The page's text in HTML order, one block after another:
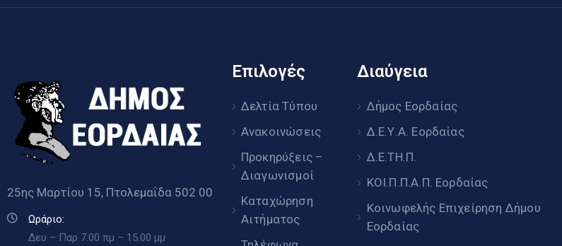
25ης Μαρτίου 15, Πτολεμαΐδα 502 00
Ωράριο:
Δευ – Παρ 7.00 πμ – 15.00 μμ
Επιλογές
Δελτία Τύπου
Ανακοινώσεις
Προκηρύξεις –
Διαγωνισμοί
Καταχώρηση
Αιτήματος
Διαύγεια
Δήμος Εορδαίας
Δ.Ε.Υ.Α. Εορδαίας
Δ.Ε.ΤΗ.Π.
ΚΟΙ.Π.Π.Α.Π. Εορδαίας
Κοινωφελής Επιχείρηση Δήμου
Εορδαίας